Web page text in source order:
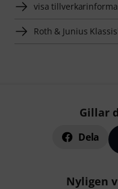
visa
Roth & Junius
Gillar
Dela
Nyligen